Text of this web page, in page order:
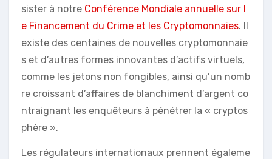
sister à notre Conférence Mondiale annuelle sur l
e Financement du Crime et les Cryptomonnaies. Il
existe des centaines de nouvelles cryptomonnaie
s et d’autres formes innovantes d’actifs virtuels,
comme les jetons non fongibles, ainsi qu’un nomb
re croissant d’affaires de blanchiment d’argent co
ntraignant les enquêteurs à pénétrer la « cryptos
phère ».
Les régulateurs internationaux prennent égaleme